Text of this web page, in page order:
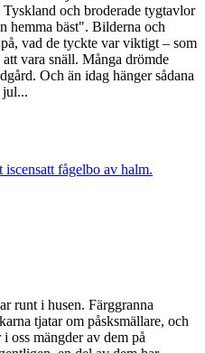
och broderade tygtavlor
hemma bäst". Bilderna och
vad de tyckte var viktigt – som
vara snäll. Många drömde
Och än idag hänger sådana
jul...
runt i husen. Färggranna
tjatar om påsksmällare, och
oss mängder av dem på